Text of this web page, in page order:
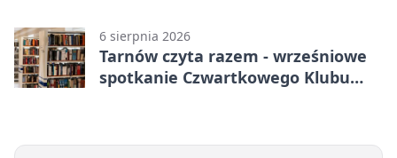
6 sierpnia 2026
Tarnów czyta razem - wrześniowe
spotkanie Czwartkowego Klubu